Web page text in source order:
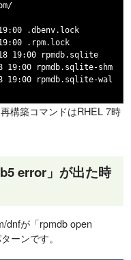
.dbenv.lock
.rpm.lock
19:00 rpmdb.sqlite
rpmdb.sqlite-shm
構築コマンドはRHEL 7時
error」が出た時
dnfが「rpmdb open
ーンです。